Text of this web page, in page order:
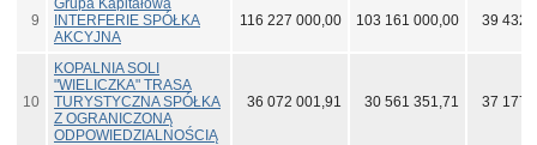
9
Grupa Kapitałowa
INTERFERIE SPÓŁKA
AKCYJNA
116 227 000,00 103 161 000,00 39 432
10
KOPALNIA SOLI
"WIELICZKA" TRASA
TURYSTYCZNA SPÓŁKA
Z OGRANICZONĄ
ODPOWIEDZIALNOŚCIĄ
36 072 001,91 30 561 351,71 37 177